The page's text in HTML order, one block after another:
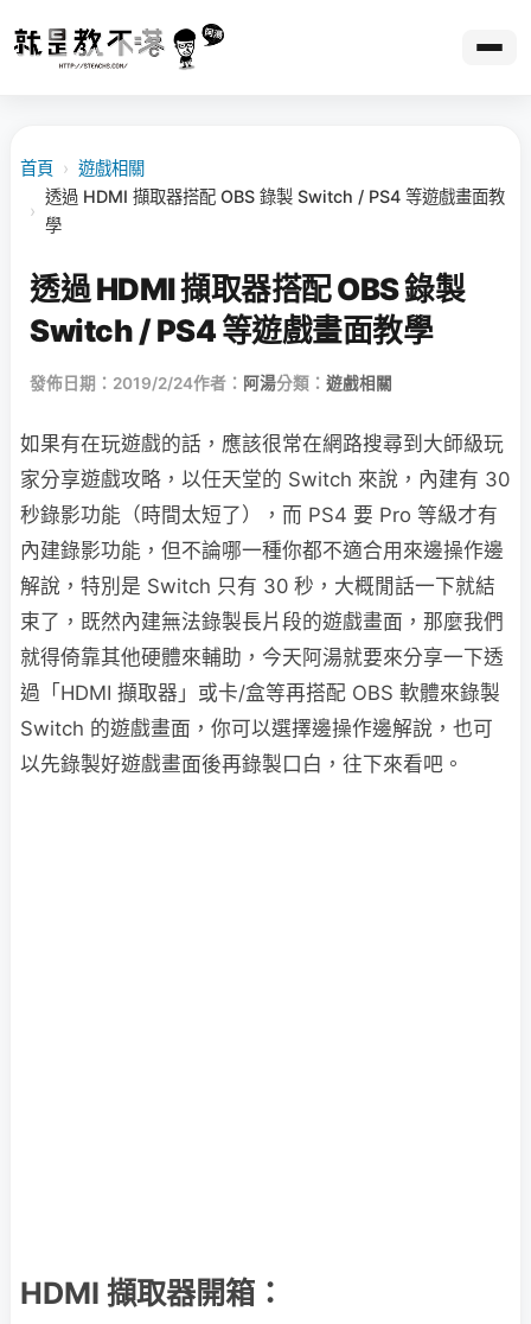
首頁 › 遊戲相關
›
透過 HDMI 擷取器搭配 OBS 錄製 Switch / PS4 等遊戲畫面教
學
透過 HDMI 擷取器搭配 OBS 錄製
Switch / PS4 等遊戲畫面教學
發佈日期：2019/2/24作者： 阿湯分類： 遊戲相關
如果有在玩遊戲的話，應該很常在網路搜尋到大師級玩
家分享遊戲攻略，以任天堂的 Switch 來說，內建有 30
秒錄影功能（時間太短了），而 PS4 要 Pro 等級才有
內建錄影功能，但不論哪一種你都不適合用來邊操作邊
解說，特別是 Switch 只有 30 秒，大概閒話一下就結
束了，既然內建無法錄製長片段的遊戲畫面，那麼我們
就得倚靠其他硬體來輔助，今天阿湯就要來分享一下透
過「HDMI 擷取器」或卡/盒等再搭配 OBS 軟體來錄製
Switch 的遊戲畫面，你可以選擇邊操作邊解說，也可
以先錄製好遊戲畫面後再錄製口白，往下來看吧。
HDMI 擷取器開箱：